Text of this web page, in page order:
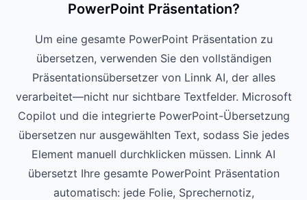
PowerPoint Präsentation?
Um eine gesamte PowerPoint Präsentation zu
übersetzen, verwenden Sie den vollständigen
Präsentationsübersetzer von Linnk AI, der alles
verarbeitet—nicht nur sichtbare Textfelder. Microsoft
Copilot und die integrierte PowerPoint-Übersetzung
übersetzen nur ausgewählten Text, sodass Sie jedes
Element manuell durchklicken müssen. Linnk AI
übersetzt Ihre gesamte PowerPoint Präsentation
automatisch: jede Folie, Sprechernotiz,